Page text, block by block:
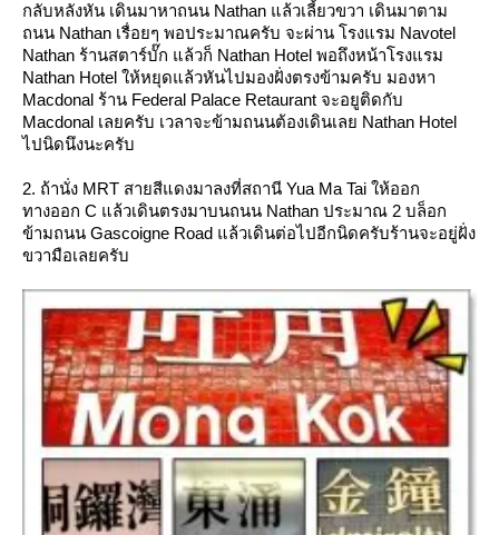
กลับหลังหัน เดินมาหาถนน Nathan แล้วเลี้ยวขวา เดินมาตาม
ถนน Nathan เรื่อยๆ พอประมาณครับ จะผ่าน โรงแรม Navotel
Nathan ร้านสตาร์บั๊ก แล้วก็ Nathan Hotel พอถึงหน้าโรงแรม
Nathan Hotel ให้หยุดแล้วหันไปมองฝั่งตรงข้ามครับ มองหา
Macdonal ร้าน Federal Palace Retaurant จะอยูติดกับ
Macdonal เลยครับ เวลาจะข้ามถนนต้องเดินเลย Nathan Hotel
ไปนิดนึงนะครับ
2. ถ้านั่ง MRT สายสีแดงมาลงที่สถานี Yua Ma Tai ให้ออก
ทางออก C แล้วเดินตรงมาบนถนน Nathan ประมาณ 2 บล็อก
ข้ามถนน Gascoigne Road แล้วเดินต่อไปอีกนิดครับร้านจะอยู่ฝั่ง
ขวามือเลยครับ